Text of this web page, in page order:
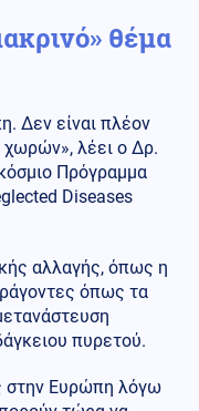
θέμα
Δεν είναι πλέον
λέει ο Δρ.
Πρόγραμμα
Diseases
αλλαγής, όπως η
όπως τα
πυρετού.
στην Ευρώπη λόγω